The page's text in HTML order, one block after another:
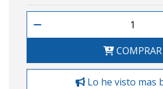
COMPRAR
Lo he visto mas